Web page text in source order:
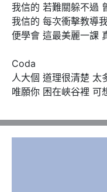
我信的 若難關躲不過
我信的 每次衝擊教導
便學會 這最美麗一課
Coda
人大個 道理很清楚 太
唯願你 困在峽谷裡 可